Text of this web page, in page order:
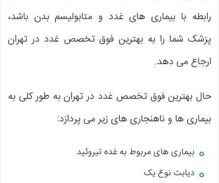
رابطه با بیماری های غدد و متابولیسم بدن باشد،
پزشک شما را به بهترین فوق تخصص غدد در تهران
ارجاع می دهد.
حال بهترین فوق تخصص غدد در تهران به طور کلی به
بیماری ها و ناهنجاری های زیر می پردازد:
بیماری های مربوط به غده تیروئید
دیابت نوع یک